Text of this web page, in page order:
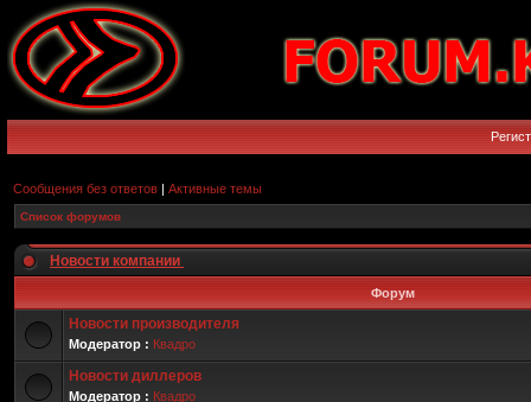
Сообщения без ответов | Активные темы
Список форумов
Новости компании
Форум
Новости производителя
Модератор : Квадро
Новости диллеров
Модератор : Квадро